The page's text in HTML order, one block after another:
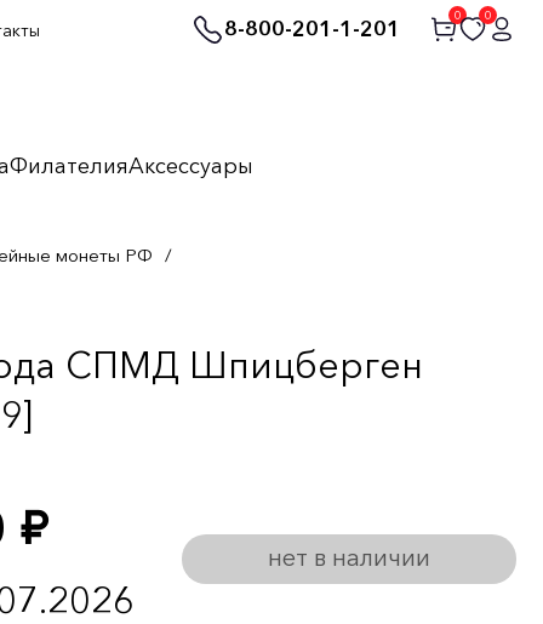
8-800-201-1-201
0 0
ФилателияАксессуары
монеты РФ /
СПМД Шпицберген
руб.
нет в наличии